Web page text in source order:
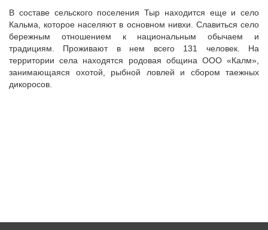
В составе сельского поселения Тыр находится еще и село
Кальма, которое населяют в основном нивхи. Славиться село
бережным отношением к национальным обычаем и
традициям. Проживают в нем всего 131 человек. На
территории села находятся родовая община ООО «Калм»,
занимающаяся охотой, рыбной ловлей и сбором таежных
дикоросов.